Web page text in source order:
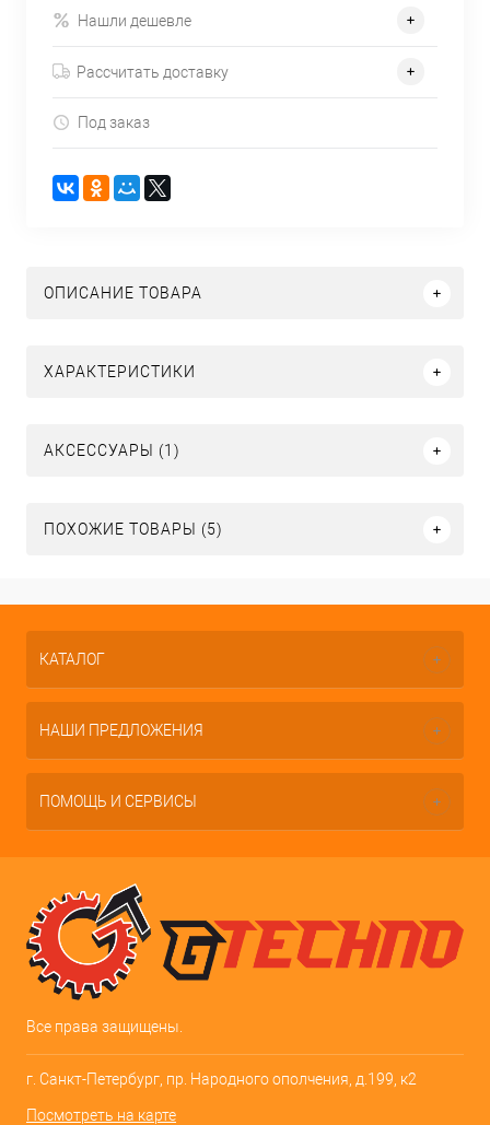
Нашли дешевле
Рассчитать доставку
Под заказ
ОПИСАНИЕ ТОВАРА
ХАРАКТЕРИСТИКИ
АКСЕССУАРЫ (1)
ПОХОЖИЕ ТОВАРЫ (5)
КАТАЛОГ
НАШИ ПРЕДЛОЖЕНИЯ
ПОМОЩЬ И СЕРВИСЫ
Все права защищены.
г. Санкт-Петербург, пр. Народного ополчения, д.199, к2
Посмотреть на карте